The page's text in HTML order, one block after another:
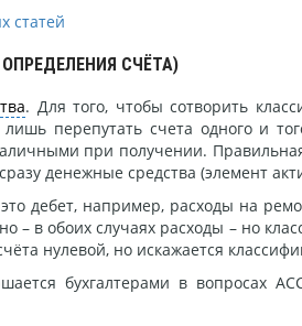
статей
ОПРЕДЕЛЕНИЯ СЧЁТА)
. Для того, чтобы сотворить
лишь перепутать счета одного и
при получении.
денежные средства (элемент
дебет, например, расходы на
– в обоих случаях расходы – но
нулевой, но искажается
бухгалтерами в вопросах